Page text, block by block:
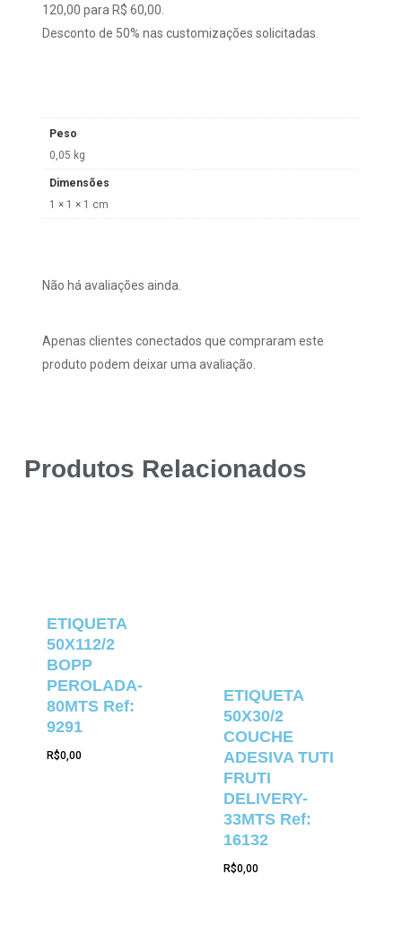
120,00 para R$ 60,00.
Desconto de 50% nas customizações solicitadas.
Peso
0,05 kg
Dimensões
1 × 1 × 1 cm
Não há avaliações ainda.
Apenas clientes conectados que compraram este
produto podem deixar uma avaliação.
Produtos Relacionados
ETIQUETA
50X112/2
BOPP
PEROLADA-
80MTS Ref:
9291
R$0,00
ETIQUETA
50X30/2
COUCHE
ADESIVA TUTI
FRUTI
DELIVERY-
33MTS Ref:
16132
R$0,00